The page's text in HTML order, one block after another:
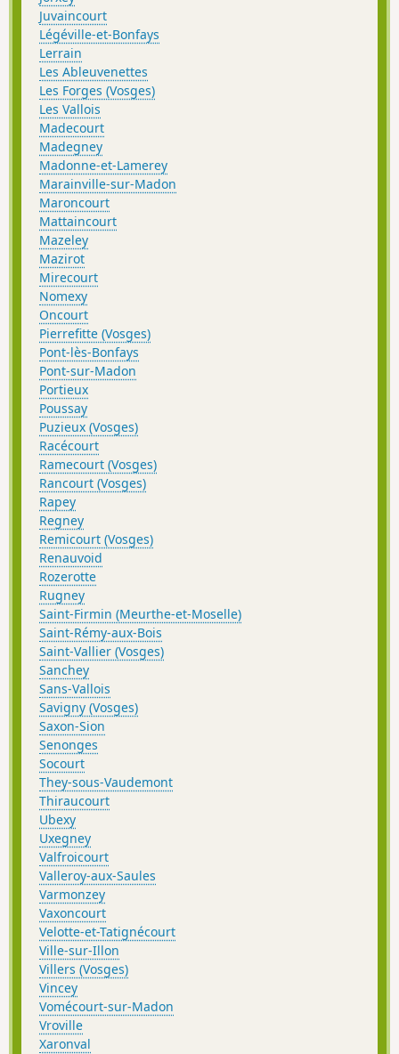
Juvaincourt
Légéville-et-Bonfays
Lerrain
Les Ableuvenettes
Les Forges (Vosges)
Les Vallois
Madecourt
Madegney
Madonne-et-Lamerey
Marainville-sur-Madon
Maroncourt
Mattaincourt
Mazeley
Mazirot
Mirecourt
Nomexy
Oncourt
Pierrefitte (Vosges)
Pont-lès-Bonfays
Pont-sur-Madon
Portieux
Poussay
Puzieux (Vosges)
Racécourt
Ramecourt (Vosges)
Rancourt (Vosges)
Rapey
Regney
Remicourt (Vosges)
Renauvoid
Rozerotte
Rugney
Saint-Firmin (Meurthe-et-Moselle)
Saint-Rémy-aux-Bois
Saint-Vallier (Vosges)
Sanchey
Sans-Vallois
Savigny (Vosges)
Saxon-Sion
Senonges
Socourt
They-sous-Vaudemont
Thiraucourt
Ubexy
Uxegney
Valfroicourt
Valleroy-aux-Saules
Varmonzey
Vaxoncourt
Velotte-et-Tatignécourt
Ville-sur-Illon
Villers (Vosges)
Vincey
Vomécourt-sur-Madon
Vroville
Xaronval